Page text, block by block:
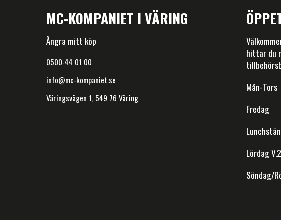
MC-KOMPANIET I VÄRING
Ångra mitt köp
0500-44 01 00
info@mc-kompaniet.se
Väringsvägen 1, 549 76 Väring
hittar du
Mån-
Lördag
Söndag/